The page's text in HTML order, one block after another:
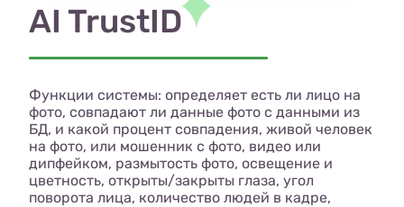
AI TrustID
Функции системы: определяет есть ли лицо на
фото, совпадают ли данные фото с данными из
БД, и какой процент совпадения, живой человек
на фото, или мошенник с фото, видео или
дипфейком, размытость фото, освещение и
цветность, открыты/закрыты глаза, угол
поворота лица, количество людей в кадре,